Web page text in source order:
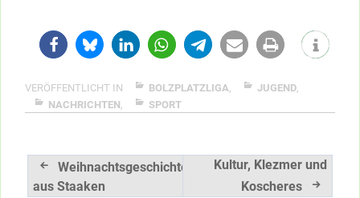
VERÖFFENTLICHT IN BOLZPLATZLIGA, JUGEND,
NACHRICHTEN, SPORT
Beitragsnavigation
Weihnachtsgeschichte
aus Staaken
Kultur, Klezmer und
Koscheres